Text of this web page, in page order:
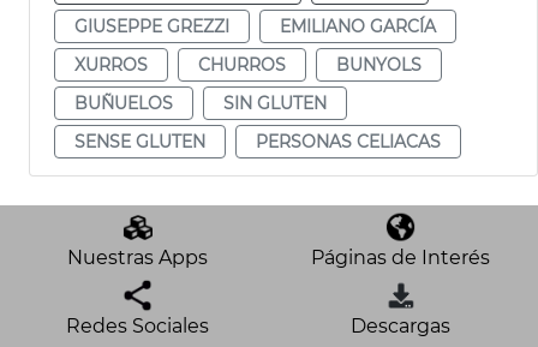
GIUSEPPE GREZZI
EMILIANO GARCÍA
XURROS
CHURROS
BUNYOLS
BUÑUELOS
SIN GLUTEN
SENSE GLUTEN
PERSONAS CELIACAS
Nuestras Apps Páginas de Interés
Redes Sociales Descargas